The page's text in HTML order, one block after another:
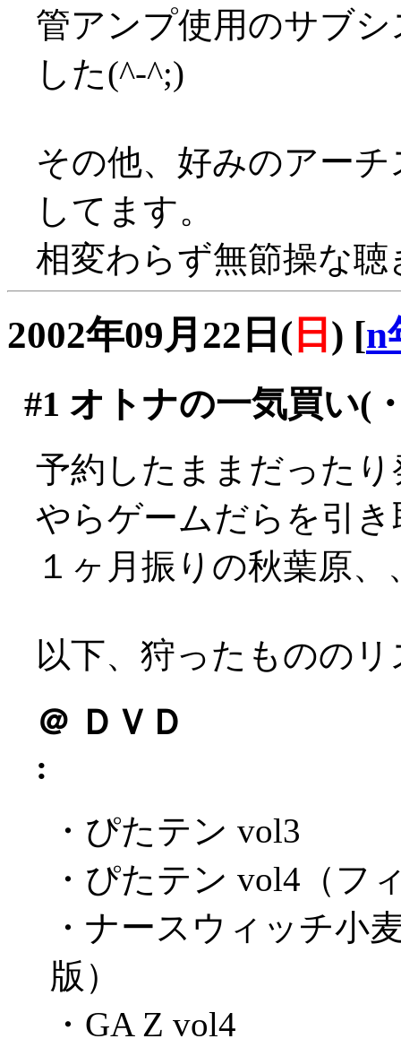
管アンプ使用のサブ
した(^-^;)
その他、好みのアー
してます。
相変わらず無節操な
2002年09月22日( 日 ) [n
#1 オトナの一気買い(
予約したままだった
やらゲームだらを引
１ヶ月振りの秋葉原
以下、狩ったものの
＠ ＤＶＤ
:
・ぴたテン vol3
・ぴたテン vol4（フ
・ナースウィッチ小
版）
・GA Z vol4